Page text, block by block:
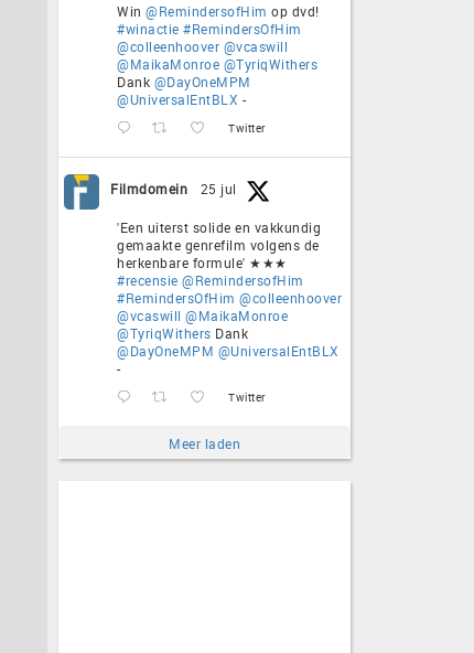
Win @RemindersofHim op dvd!
#winactie #RemindersOfHim
@colleenhoover @vcaswill
@MaikaMonroe @TyriqWithers
Dank @DayOneMPM
@UniversalEntBLX -
Twitter
Filmdomein 25 jul
'Een uiterst solide en vakkundig
gemaakte genrefilm volgens de
herkenbare formule' ★★★
#recensie @RemindersofHim
#RemindersOfHim @colleenhoover
@vcaswill @MaikaMonroe
@TyriqWithers Dank
@DayOneMPM @UniversalEntBLX
-
Twitter
Meer laden